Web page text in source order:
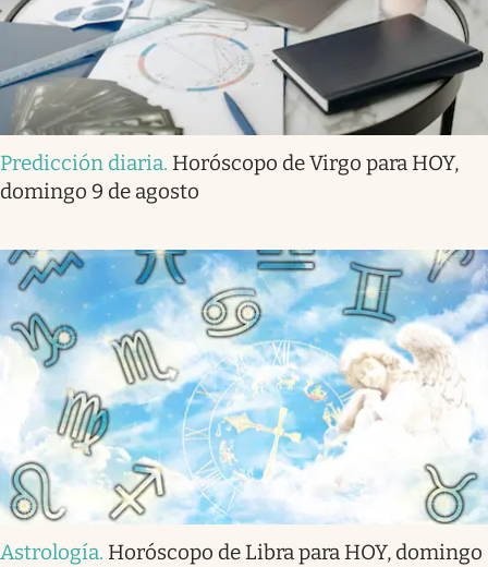
Predicción diaria. Horóscopo de Virgo para HOY,
domingo 9 de agosto
Astrología. Horóscopo de Libra para HOY, domingo